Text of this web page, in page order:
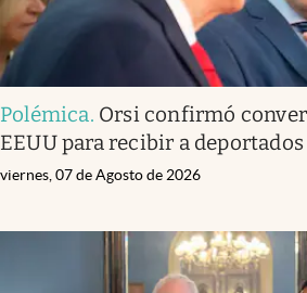
Polémica. Orsi confirmó
EEUU para recibir a deportados
viernes, 07 de Agosto de 2026